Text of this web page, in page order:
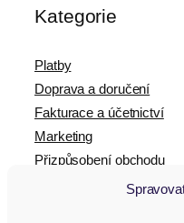
Kategorie
Platby
Doprava a doručení
Fakturace a účetnictví
Marketing
Přizpůsobení obchodu